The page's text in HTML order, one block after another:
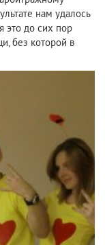
нам удалось
это до сих пор
без которой в